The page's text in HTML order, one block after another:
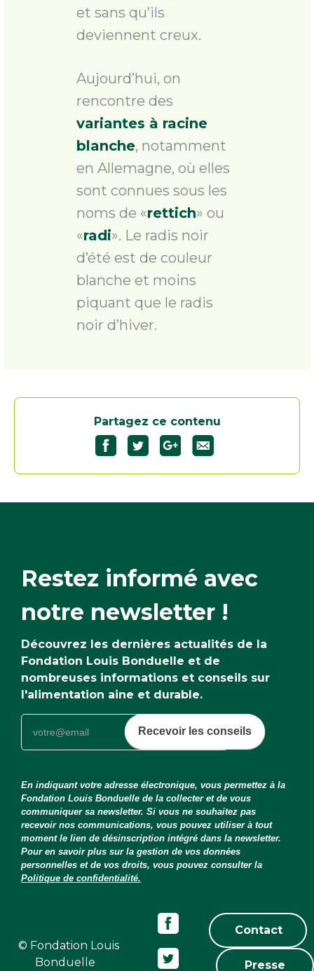
et sans qu’ils
deviennent creux.
Aujourd’hui, on
rencontre des
variantes à racine
blanche, notamment
en Allemagne, où elles
sont connues sous les
noms de «rettich» ou
«radi». Le radis noir
d’été est de couleur
blanche et moins
piquant que le radis
noir d’hiver.
Partagez ce contenu
PartagezPartagezPartagez
Restez informé avec
notre newsletter !
Découvrez les dernières actualités de la
Fondation Louis Bonduelle et de
nombreuses informations et conseils sur
l'alimentation aine et durable.
Recevoir les conseils
En indiquant votre adresse électronique, vous permettez à la
Fondation Louis Bonduelle de la collecter et de vous
communiquer sa newsletter. Si vous ne souhaitez pas
recevoir nos communications, vous pouvez utiliser à tout
moment le lien de désinscription intégré dans la newsletter.
Pour en savoir plus sur la gestion de vos données
personnelles et de vos droits, vous pouvez consulter la
Politique de confidentialité.
© Fondation Louis
Bonduelle
Contact
Presse